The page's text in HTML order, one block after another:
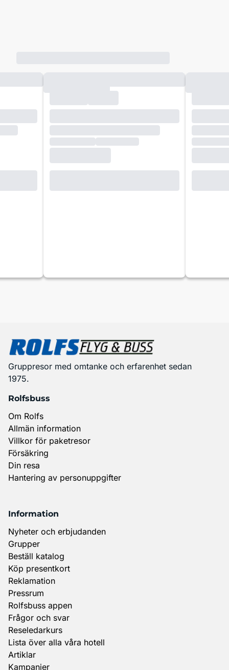
Gruppresor med omtanke och erfarenhet sedan
1975.
Rolfsbuss
Om Rolfs
Allmän information
Villkor för paketresor
Försäkring
Din resa
Hantering av personuppgifter
Information
Nyheter och erbjudanden
Grupper
Beställ katalog
Köp presentkort
Reklamation
Pressrum
Rolfsbuss appen
Frågor och svar
Reseledarkurs
Lista över alla våra hotell
Artiklar
Kampanjer